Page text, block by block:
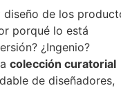
diseño de los
porqué lo está
¿Ingenio?
colección curatorial
de diseñadores,